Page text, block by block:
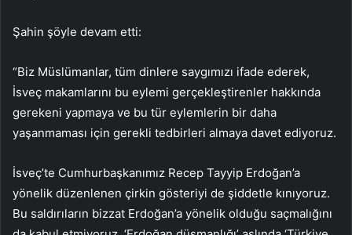
Şahin şöyle devam etti:
“Biz Müslümanlar, tüm dinlere saygımızı ifade ederek,
İsveç makamlarını bu eylemi gerçekleştirenler hakkında
gerekeni yapmaya ve bu tür eylemlerin bir daha
yaşanmaması için gerekli tedbirleri almaya davet ediyoruz.
İsveç’te Cumhurbaşkanımız Recep Tayyip Erdoğan’a
yönelik düzenlenen çirkin gösteriyi de şiddetle kınıyoruz.
Bu saldırıların bizzat Erdoğan’a yönelik olduğu saçmalığını